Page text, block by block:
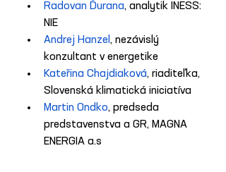
Radovan Ďurana, analytik INESS:
NIE
Andrej Hanzel , nezávislý
konzultant v energetike
Kateřina Chajdiaková, riaditeľka,
Slovenská klimatická iniciatíva
Martin Ondko, predseda
predstavenstva a GR, MAGNA
ENERGIA a.s